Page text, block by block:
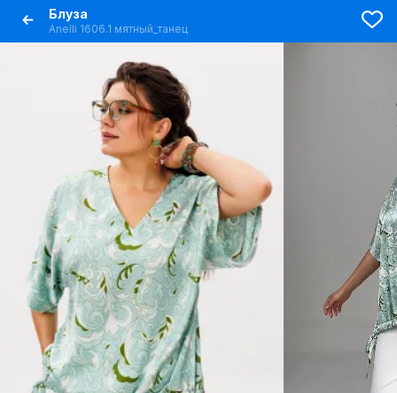
Блуза
Anelli 1606.1 мятный_танец